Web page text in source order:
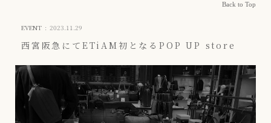
Back to Top
EVENT : 2023.11.29
西宮阪急にてETiAM初となるPOP UP store